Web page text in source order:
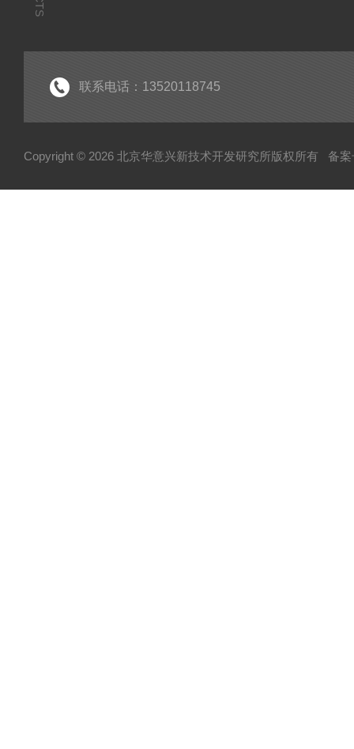
联系电话：13520118745
Copyright © 2026 北京华意兴新技术开发研究所版权所有 备案